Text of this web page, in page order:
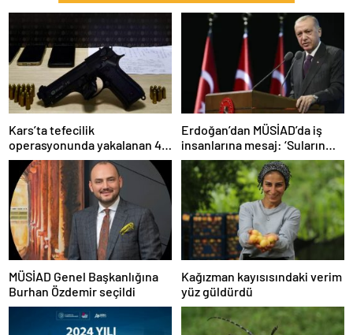
Kars’ta tefecilik
operasyonunda yakalanan 4
şüpheli tutuklandı
Erdoğan’dan MÜSİAD’da iş
insanlarına mesaj: ‘Suların
sakinleşmesi daha zaman
alacak’…
MÜSİAD Genel Başkanlığına
Burhan Özdemir seçildi
Kağızman kayısısındaki verim
yüz güldürdü